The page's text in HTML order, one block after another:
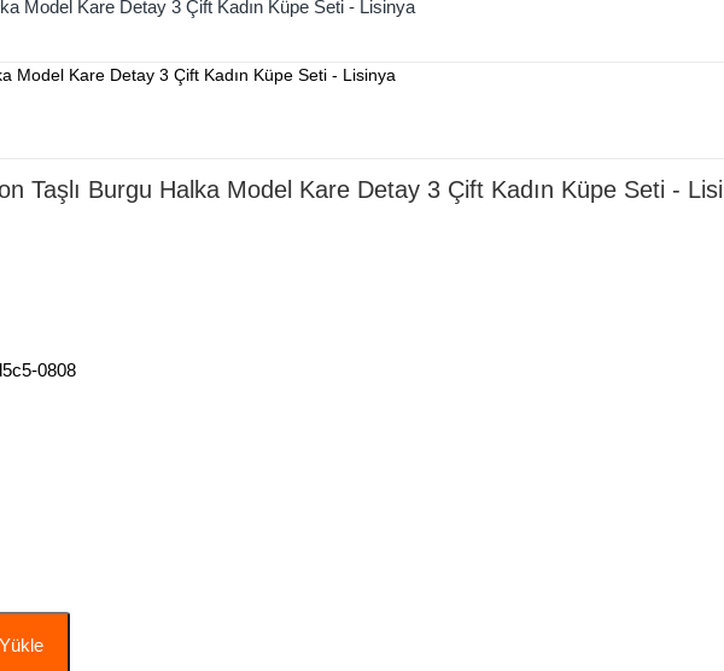
Model Kare Detay 3 Çift Kadın Küpe Seti - Lisinya
Taşlı Burgu Halka Model Kare Detay 3 Çift Kadın Küpe Seti -
0808